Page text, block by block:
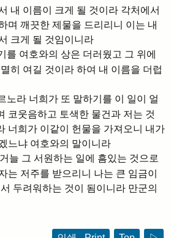
내 이름이 크게 될 것이라 각처에서
며 깨끗한 제물을 드리리니 이는 내
크게 될 것임이니라
를 여호와의 상은 더러웠고 그 위에
히 여길 것이라 하여 내 이름을 더럽
노라 너희가 또 말하기를 이 일이 얼
코웃음하고 토색한 물건과 저는 것
너희가 이같이 헌물을 가져오니 내가
느냐 여호와의 말이니라
늘 그 서원하는 일에 흠있는 것으로
는 저주를 받으리니 나는 큰 임금이
두려워하는 것이 됨이니라 만군의